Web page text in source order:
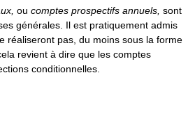
ou comptes prospectifs annuels, sont
générales. Il est pratiquement admis
réaliseront pas, du moins sous la forme
revient à dire que les comptes
conditionnelles.